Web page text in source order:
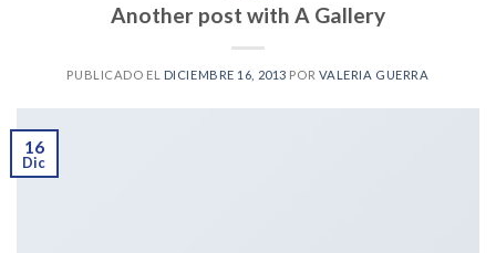
Another post with A Gallery
PUBLICADO EL DICIEMBRE 16, 2013 POR VALERIA GUERRA
16
Dic